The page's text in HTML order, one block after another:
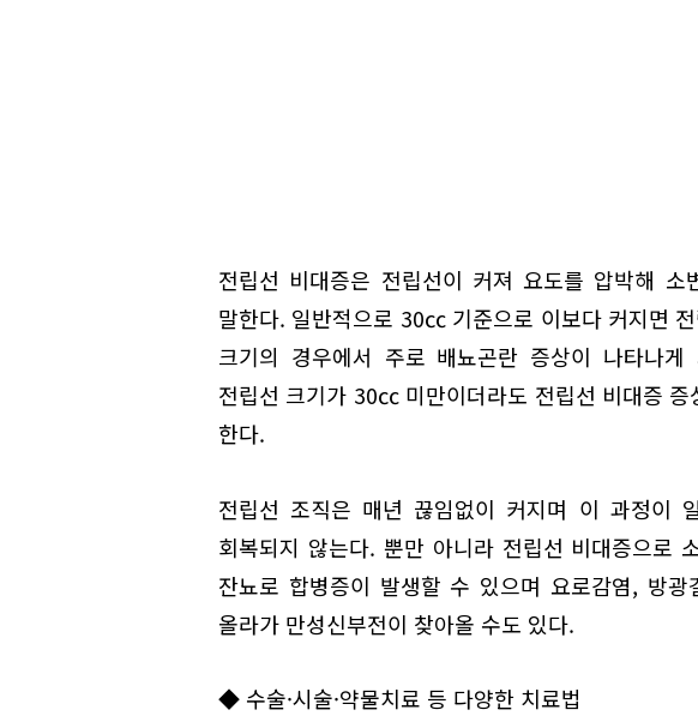
전립선 비대증은 전립선이 커져 요도를 압박해
말한다. 일반적으로 30㏄ 기준으로 이보다 커지면
크기의 경우에서 주로 배뇨곤란 증상이 나타나
전립선 크기가 30㏄ 미만이더라도 전립선 비대증
한다.
전립선 조직은 매년 끊임없이 커지며 이 과정이
회복되지 않는다. 뿐만 아니라 전립선 비대증으로
잔뇨로 합병증이 발생할 수 있으며 요로감염, 방
올라가 만성신부전이 찾아올 수도 있다.
◆ 수술·시술·약물치료 등 다양한 치료법